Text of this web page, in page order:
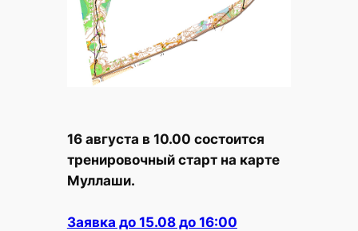
16 августа в 10.00 состоится
тренировочный старт на карте
Муллаши.
Заявка до 15.08 до 16:00